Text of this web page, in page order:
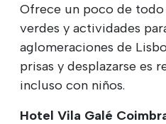
Ofrece un poco de
verdes y actividades
aglomeraciones de
prisas y desplazarse es
incluso con niños.
Hotel Vila Galé